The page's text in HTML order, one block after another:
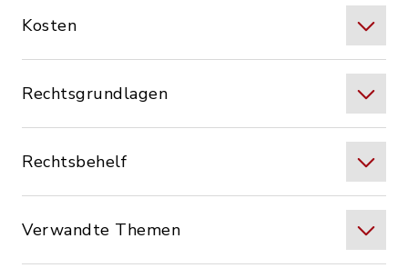
Kosten
Rechtsgrundlagen
Rechtsbehelf
Verwandte Themen